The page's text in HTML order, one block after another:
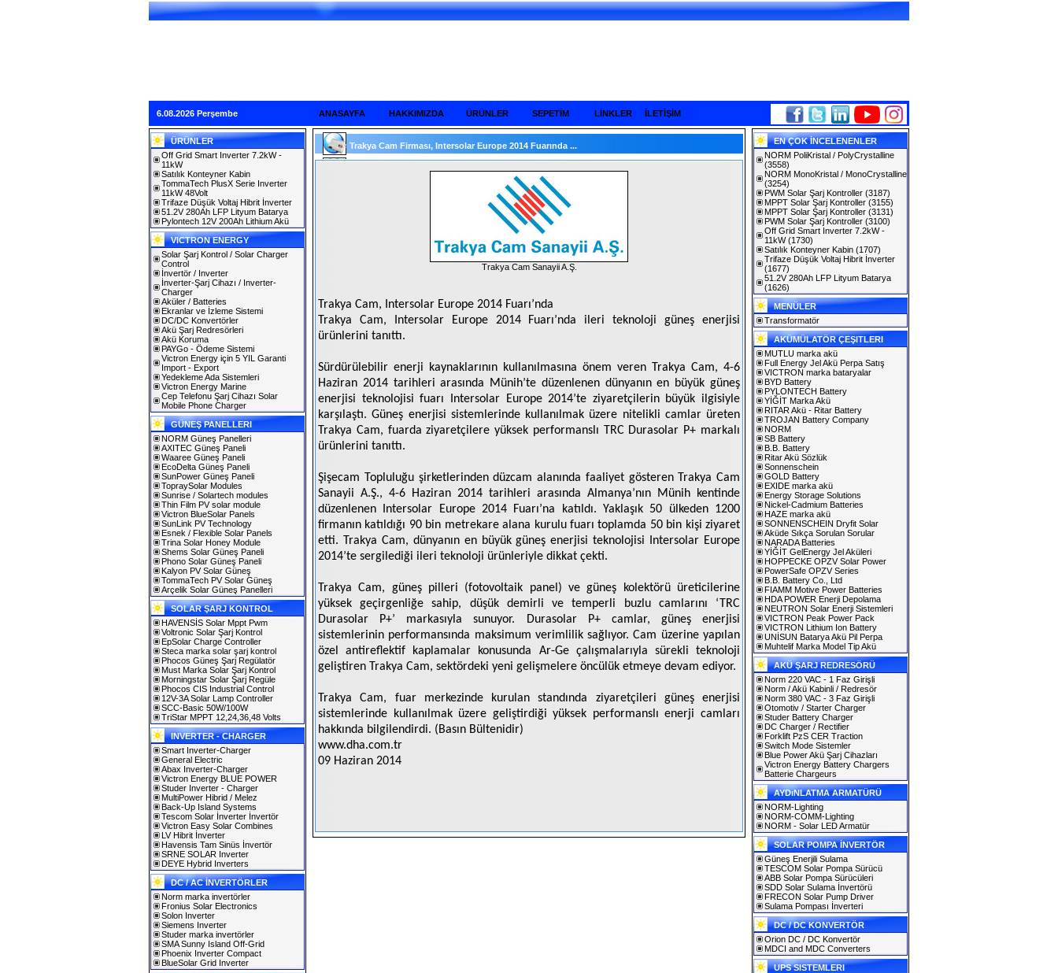
6.08.2026 Perşembe ANASAYFA HAKKIMIZDA ÜRÜNLER SEPETİM LİNKLER İLETİŞİM
ÜRÜNLER
Off Grid Smart Inverter 7.2kW -
11kW
Satılık Konteyner Kabin
TommaTech PlusX Serie Inverter
11kW 48Volt
Trifaze Düşük Voltaj Hibrit İnverter
51.2V 280Ah LFP Lityum Batarya
Pylontech 12V 200Ah Lithium Akü
VICTRON ENERGY
Solar Şarj Kontrol / Solar Charger
Control
İnvertör / Inverter
İnverter-Şarj Cihazı / Inverter-
Charger
Aküler / Batteries
Ekranlar ve İzleme Sistemi
DC/DC Konvertörler
Akü Şarj Redresörleri
Akü Koruma
PAYGo - Ödeme Sistemi
Victron Energy için 5 YIL Garanti
Import - Export
Yedekleme Ada Sistemleri
Victron Energy Marine
Cep Telefonu Şarj Cihazı Solar
Mobile Phone Charger
GÜNEŞ PANELLERI
NORM Güneş Panelleri
AXITEC Güneş Paneli
Waaree Güneş Paneli
EcoDelta Güneş Paneli
SunPower Güneş Paneli
TopraySolar Modules
Sunrise / Solartech modules
Thin Film PV solar module
Victron BlueSolar Panels
SunLink PV Technology
Esnek / Flexible Solar Panels
Trina Solar Honey Module
Shems Solar Güneş Paneli
Phono Solar Güneş Paneli
Kalyon PV Solar Güneş
TommaTech PV Solar Güneş
Arçelik Solar Güneş Panelleri
SOLAR ŞARJ KONTROL
HAVENSİS Solar Mppt Pwm
Voltronic Solar Şarj Kontrol
EpSolar Charge Controller
Steca marka solar şarj kontrol
Phocos Güneş Şarj Regülatör
Must Marka Solar Şarj Kontrol
Morningstar Solar Şarj Regüle
Phocos CIS Industrial Control
12V-3A Solar Lamp Controller
SCC-Basic 50W/100W
TriStar MPPT 12,24,36,48 Volts
INVERTER - CHARGER
Smart Inverter-Charger
General Electric
Abax Inverter-Charger
Victron Energy BLUE POWER
Studer Inverter - Charger
MultiPower Hibrid / Melez
Back-Up Island Systems
Tescom Solar İnverter İnvertör
Victron Easy Solar Combines
LV Hibrit İnverter
Havensis Tam Sinüs İnvertör
SRNE SOLAR Inverter
DEYE Hybrid Inverters
DC / AC İNVERTÖRLER
Norm marka invertörler
Fronius Solar Electronics
Solon Inverter
Siemens Inverter
Studer marka invertörler
SMA Sunny Island Off-Grid
Phoenix Inverter Compact
BlueSolar Grid Inverter
Trakya Cam Firması, Intersolar Europe 2014 Fuarında ...
Trakya Cam Sanayii A.Ş.
Trakya Cam, Intersolar Europe 2014 Fuarı’nda
Trakya Cam, Intersolar Europe 2014 Fuarı’nda ileri teknoloji güneş enerjisi
ürünlerini tanıttı.
Sürdürülebilir enerji kaynaklarının kullanılmasına önem veren Trakya Cam, 4-6
Haziran 2014 tarihleri arasında Münih’te düzenlenen dünyanın en büyük güneş
enerjisi teknolojisi fuarı Intersolar Europe 2014’te ziyaretçilerin büyük ilgisiyle
karşılaştı. Güneş enerjisi sistemlerinde kullanılmak üzere nitelikli camlar üreten
Trakya Cam, fuarda ziyaretçilere yüksek performanslı TRC Durasolar P+ markalı
ürünlerini tanıttı.
Şişecam Topluluğu şirketlerinden düzcam alanında faaliyet gösteren Trakya Cam
Sanayii A.Ş., 4-6 Haziran 2014 tarihleri arasında Almanya’nın Münih kentinde
düzenlenen Intersolar Europe 2014 Fuarı’na katıldı. Yaklaşık 50 ülkeden 1200
firmanın katıldığı 90 bin metrekare alana kurulu fuarı toplamda 50 bin kişi ziyaret
etti. Trakya Cam, dünyanın en büyük güneş enerjisi teknolojisi Intersolar Europe
2014’te sergilediği ileri teknoloji ürünleriyle dikkat çekti.
Trakya Cam, güneş pilleri (fotovoltaik panel) ve güneş kolektörü üreticilerine
yüksek geçirgenliğe sahip, düşük demirli ve temperli buzlu camlarını ‘TRC
Durasolar P+’ markasıyla sunuyor. Durasolar P+ camlar, güneş enerjisi
sistemlerinin performansında maksimum verimlilik sağlıyor. Cam üzerine yapılan
özel antireflektif kaplamalar konusunda Ar-Ge çalışmalarıyla sürekli teknoloji
geliştiren Trakya Cam, sektördeki yeni gelişmelere öncülük etmeye devam ediyor.
Trakya Cam, fuar merkezinde kurulan standında ziyaretçileri güneş enerjisi
sistemlerinde kullanılmak üzere geliştirdiği yüksek performanslı enerji camları
hakkında bilgilendirdi. (Basın Bültenidir)
www.dha.com.tr
09 Haziran 2014
EN ÇOK İNCELENENLER
NORM PoliKristal / PolyCrystalline
(3558)
NORM MonoKristal / MonoCrystalline
(3254)
PWM Solar Şarj Kontroller (3187)
MPPT Solar Şarj Kontroller (3155)
MPPT Solar Şarj Kontroller (3131)
PWM Solar Şarj Kontroller (3100)
Off Grid Smart Inverter 7.2kW -
11kW(1730)
Satılık Konteyner Kabin (1707)
Trifaze Düşük Voltaj Hibrit İnverter
(1677)
51.2V 280Ah LFP Lityum Batarya
(1626)
MENÜLER
Transformatör
AKÜMÜLATÖR ÇEŞITLERI
MUTLU marka akü
Full Energy Jel Akü Perpa Satış
VICTRON marka bataryalar
BYD Battery
PYLONTECH Battery
YİĞİT Marka Akü
RITAR Akü - Ritar Battery
TROJAN Battery Company
NORM
SB Battery
B.B. Battery
Ritar Akü Sözlük
Sonnenschein
GOLD Battery
EXIDE marka akü
Energy Storage Solutions
Nickel-Cadmium Batteries
HAZE marka akü
SONNENSCHEIN Dryfit Solar
Aküde Sıkça Sorulan Sorular
NARADA Batteries
YİĞİT GelEnergy Jel Aküleri
HOPPECKE OPZV Solar Power
PowerSafe OPZV Series
B.B. Battery Co., Ltd
FIAMM Motive Power Batteries
HDA POWER Enerji Depolama
NEUTRON Solar Enerji Sistemleri
VICTRON Peak Power Pack
VICTRON Lithium Ion Battery
UNİSUN Batarya Akü Pil Perpa
Muhtelif Marka Model Tip Akü
AKÜ ŞARJ REDRESÖRÜ
Norm 220 VAC - 1 Faz Girişli
Norm / Akü Kabinli / Redresör
Norm 380 VAC - 3 Faz Girişli
Otomotiv / Starter Charger
Studer Battery Charger
DC Charger / Rectifier
Forklift PzS CER Traction
Switch Mode Sistemler
Blue Power Akü Şarj Cihazları
Victron Energy Battery Chargers
Batterie Chargeurs
AYDıNLATMA ARMATÜRÜ
NORM-Lighting
NORM-COMM-Lighting
NORM - Solar LED Armatür
SOLAR POMPA İNVERTÖR
Güneş Enerjili Sulama
TESCOM Solar Pompa Sürücü
ABB Solar Pompa Sürücüleri
SDD Solar Sulama İnvertörü
FRECON Solar Pump Driver
Sulama Pompası İnverteri
DC / DC KONVERTÖR
Orion DC / DC Konvertör
MDCI and MDC Converters
UPS SISTEMLERI